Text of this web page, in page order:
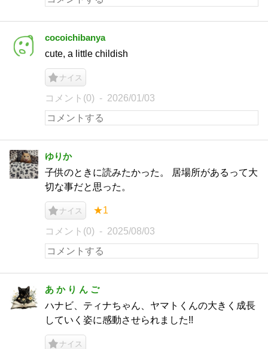
cocoichibanya
cute, a little childish
ナイス
コメント(0) 2026/01/03
ゆりか
子供のときに読みたかった。 居場所があるって大
切な事だと思った。
ナイス ★1
コメント(0) 2025/08/03
あ か り ん ご
ハナビ、ティナちゃん、ヤマトくんの大きく成長
していく姿に感動させられました!!
ナイス